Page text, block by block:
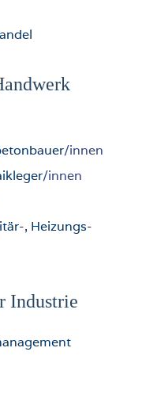
/innen
/innen
, Heizungs-
Industrie